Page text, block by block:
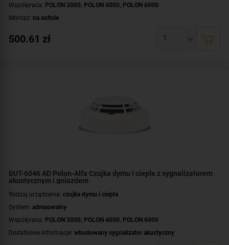
Współpraca: POLON 3000 POLON 4000 POLON 6000
Montaż: na suficie
500.61 zł
DUT-6046 AD Polon-Alfa Czujka dymu i ciepła z sygnalizatorem
akustycznym i gniazdem
Rodzaj urządzenia: czujka dymu i ciepła
System: adresowalny
Współpraca: POLON 3000 POLON 4000 POLON 6000
Dodatkowe informacje: wbudowany sygnalizator akustyczny